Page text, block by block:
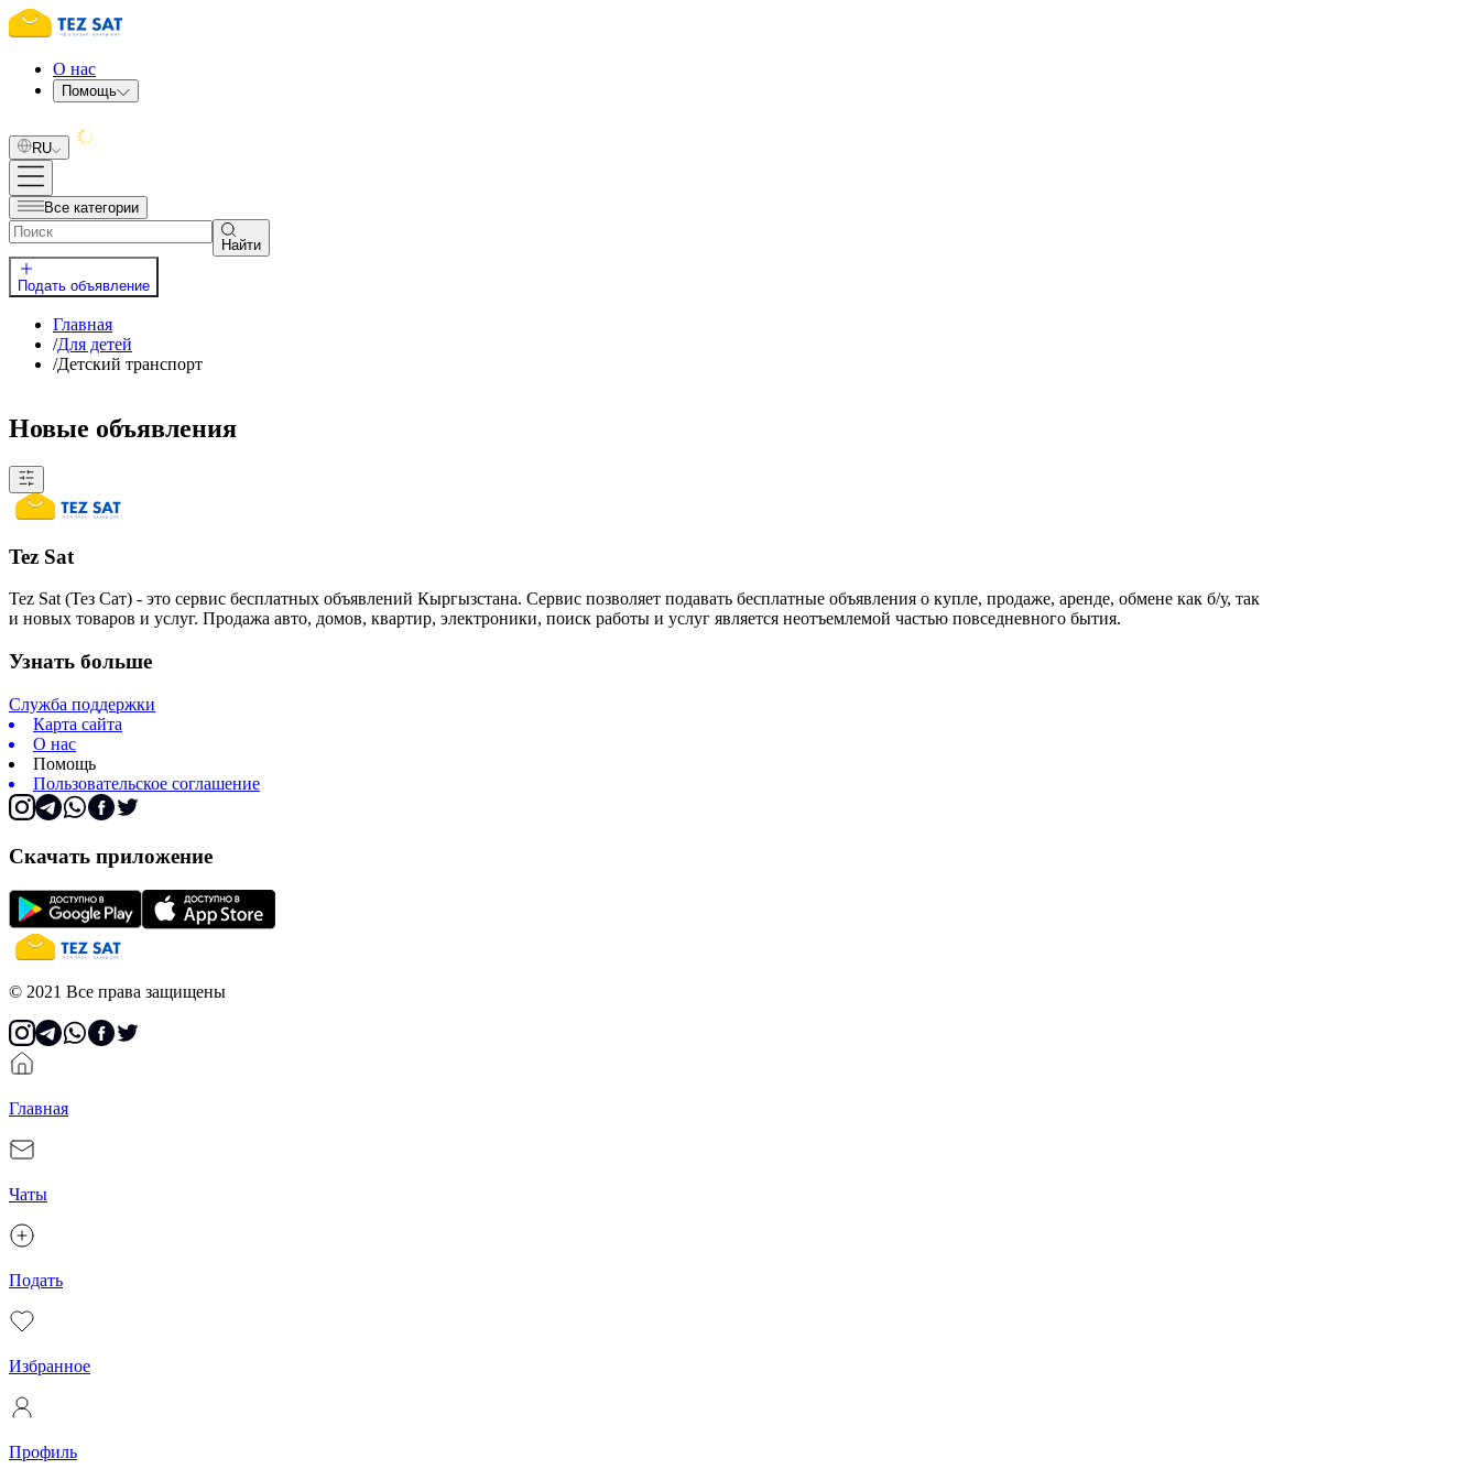
О нас
Помощь
RU
Все категории
Найти
Подать объявление
Главная
/Для детей
/Детский транспорт
Новые объявления
Tez Sat
Tez Sat (Тез Сат) - это сервис бесплатных объявлений Кыргызстана. Сервис позволяет подавать бесплатные объявления о купле, продаже, аренде, обмене как б/у, так
и новых товаров и услуг. Продажа авто, домов, квартир, электроники, поиск работы и услуг является неотъемлемой частью повседневного бытия.
Узнать больше
Служба поддержки
Карта сайта
О нас
Помощь
Пользовательское соглашение
Скачать приложение
© 2021 Все права защищены
Главная
Чаты
Подать
Избранное
Профиль